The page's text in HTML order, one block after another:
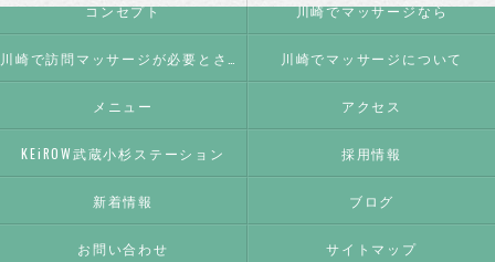
コンセプト 川崎でマッサージなら
川崎でマッサージについて
メニュー アクセス
KEiROW武蔵小杉ステーション 採用情報
新着情報 ブログ
お問い合わせ サイトマップ